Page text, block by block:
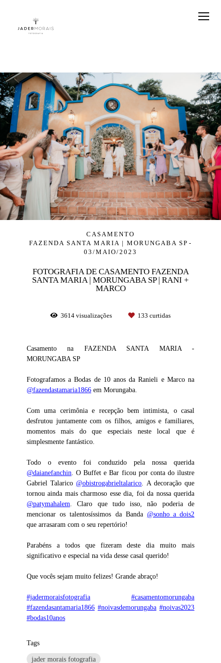
CASAMENTO
FAZENDA SANTA MARIA | MORUNGABA SP
03/MAIO/2023
FOTOGRAFIA DE CASAMENTO FAZENDA
SANTA MARIA | MORUNGABA SP | RANI +
MARCO
3614 visualizações 133 curtidas
Casamento na FAZENDA SANTA MARIA -
MORUNGABA SP
Fotografamos a Bodas de 10 anos da Ranieli e Marco na
@fazendastamaria1866em Morungaba.
Com uma cerimônia e recepção bem intimista, o casal
desfrutou juntamente com os filhos, amigos e familiares,
momentos mais do que especiais neste local que é
simplesmente fantástico.
Todo o evento foi conduzido pela nossa querida
@daianefanchin . O Buffet e Bar ficou por conta do ilustre
Gabriel Talarico@obistrogabrieltalarico . A decoração que
tornou ainda mais charmoso esse dia, foi da nossa querida
@patymahalem . Claro que tudo isso, não poderia de
mencionar os talentosíssimos da Banda@sonho_a_dois2
que arrasaram com o seu repertório!
Parabéns a todos que fizeram deste dia muito mais
significativo e especial na vida desse casal querido!
Que vocês sejam muito felizes! Grande abraço!
#jadermoraisfotografia
#casamentomorungaba
#fazendasantamaria1866 #noivasdemorungaba #noivas2023
#bodas10anos
Tags
jader morais fotografia